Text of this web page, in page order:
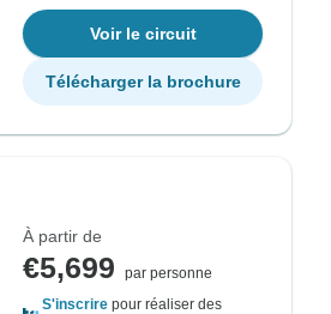
Voir le circuit
Télécharger la brochure
À partir de
€5,699
par personne
S'inscrire pour réaliser des